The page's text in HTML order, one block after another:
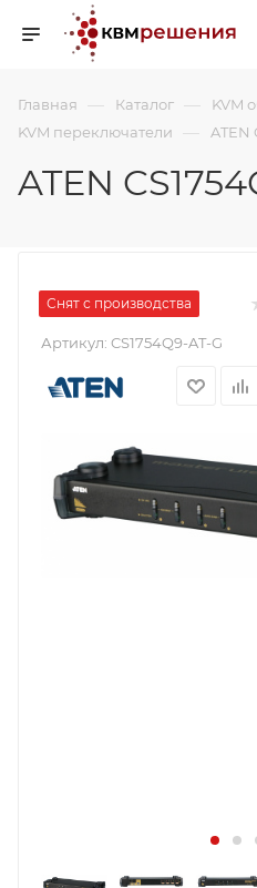
Главная — Каталог — KVM
KVM переключатели — ATEN
ATEN
Снят с производства
Артикул: CS1754Q9-AT-G